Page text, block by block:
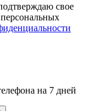
свое
на 7 дней